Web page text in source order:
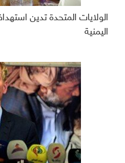
الولايات المتحدة تدين
اليمنية